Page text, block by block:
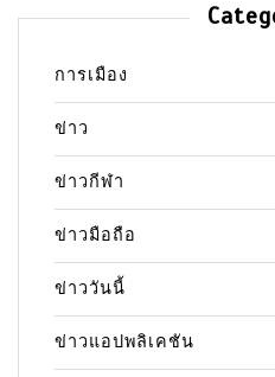
การเมือง
ข่าว
ข่าวกีฬา
ข่าวมือถือ
ข่าววันนี้
ข่าวแอปพลิเคชัน